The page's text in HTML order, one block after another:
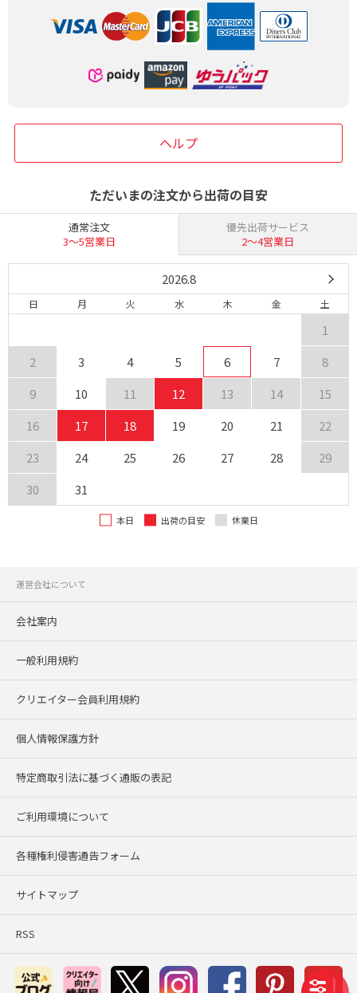
ヘルプ
ただいまの注文から出荷の目安
通常注文
3〜5営業日
優先出荷サービス
2〜4営業日
2026.8
日 月 火 水 木 金 土
1
2
3 4 5 6 7
8
9
10 11 12 13 14
15
16
17 18 19 20 21
22
23
24 25 26 27 28
29
30
31
本日 出荷の目安 休業日
運営会社について
会社案内
一般利用規約
クリエイター会員利用規約
個人情報保護方針
特定商取引法に基づく通販の表記
ご利用環境について
各種権利侵害通告フォーム
サイトマップ
RSS